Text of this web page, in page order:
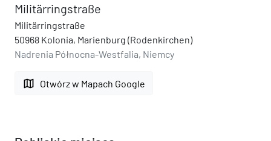
Militärringstraße
Militärringstraße
50968 Kolonia, Marienburg (Rodenkirchen)
Nadrenia Północna-Westfalia, Niemcy
map Otwórz w Mapach Google